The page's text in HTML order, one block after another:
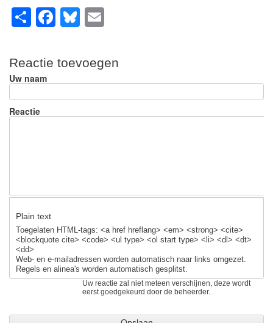
S
ar
e
F
c
e
o
Bl
sk
Reactie toevoegen
Uw naam
Reactie
Plain text
Toegelaten HTML-tags: <a href hreflang> <em> <strong> <cite>
<blockquote cite> <code> <ul type> <ol start type> <li> <dl> <dt>
<dd>
Web- en e-mailadressen worden automatisch naar links omgezet.
Regels en alinea's worden automatisch gesplitst.
Uw reactie zal niet meteen verschijnen, deze wordt
eerst goedgekeurd door de beheerder.